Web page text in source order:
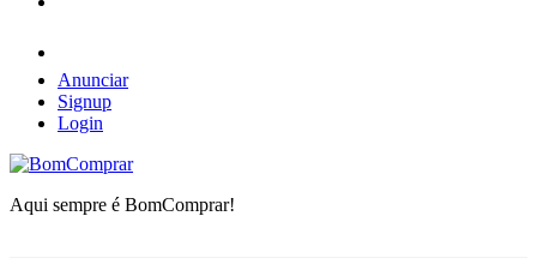
Anunciar
Signup
Login
BomComprar
Aqui sempre é BomComprar!